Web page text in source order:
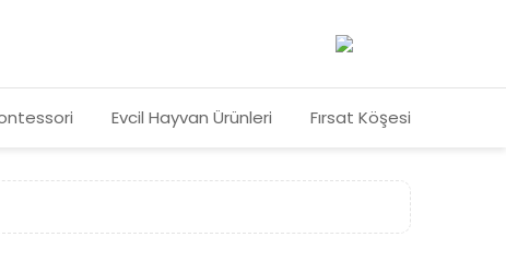
Evcil Hayvan Ürünleri Fırsat Köşesi